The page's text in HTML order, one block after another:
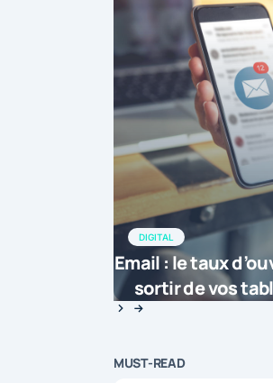
DIGITAL
Email : le taux
sortir de vos
MUST-READ